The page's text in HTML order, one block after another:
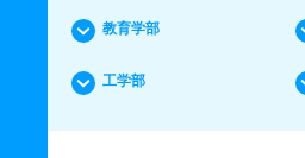
教育学部
工学部